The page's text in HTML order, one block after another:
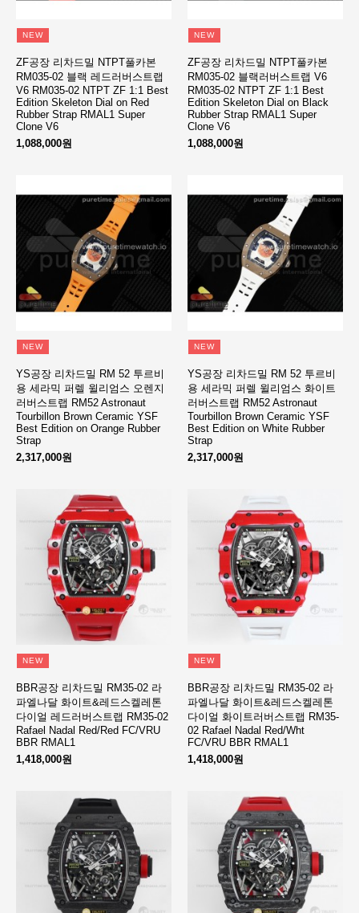
NEW
ZF공장 리차드밀 NTPT풀카본
RM035-02 블랙 레드러버스트랩
V6 RM035-02 NTPT ZF 1:1 Best
Edition Skeleton Dial on Red
Rubber Strap RMAL1 Super
Clone V6
1,088,000원
NEW
ZF공장 리차드밀 NTPT풀카본
RM035-02 블랙러버스트랩 V6
RM035-02 NTPT ZF 1:1 Best
Edition Skeleton Dial on Black
Rubber Strap RMAL1 Super
Clone V6
1,088,000원
NEW
YS공장 리차드밀 RM 52 투르비
용 세라믹 퍼렐 윌리엄스 오렌지
러버스트랩 RM52 Astronaut
Tourbillon Brown Ceramic YSF
Best Edition on Orange Rubber
Strap
2,317,000원
NEW
YS공장 리차드밀 RM 52 투르비
용 세라믹 퍼렐 윌리엄스 화이트
러버스트랩 RM52 Astronaut
Tourbillon Brown Ceramic YSF
Best Edition on White Rubber
Strap
2,317,000원
NEW
BBR공장 리차드밀 RM35-02 라
파엘나달 화이트&레드스켈레톤
다이얼 레드러버스트랩 RM35-02
Rafael Nadal Red/Red FC/VRU
BBR RMAL1
1,418,000원
NEW
BBR공장 리차드밀 RM35-02 라
파엘나달 화이트&레드스켈레톤
다이얼 화이트러버스트랩 RM35-
02 Rafael Nadal Red/Wht
FC/VRU BBR RMAL1
1,418,000원